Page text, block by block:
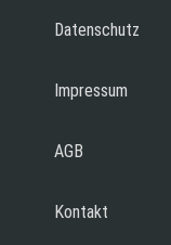
Datenschutz
Impressum
AGB
Kontakt